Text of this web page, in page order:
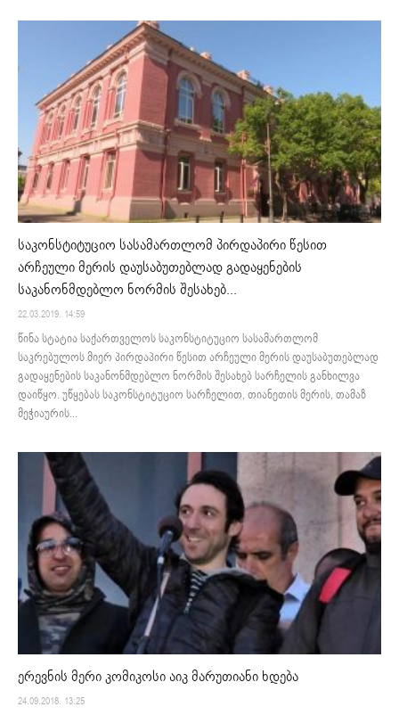
საკონსტიტუციო სასამართლომ პირდაპირი წესით
არჩეული მერის დაუსაბუთებლად გადაყენების
საკანონმდებლო ნორმის შესახებ...
22.03.2019. 14:59
წინა სტატია საქართველოს საკონსტიტუციო სასამართლომ
საკრებულოს მიერ პირდაპირი წესით არჩეული მერის დაუსაბუთებლად
გადაყენების საკანონმდებლო ნორმის შესახებ სარჩელის განხილვა
დაიწყო. უწყებას საკონსტიტუციო სარჩელით, თიანეთის მერის, თამაზ
მეჭიაურის...
ერევნის მერი კომიკოსი აიკ მარუთიანი ხდება
24.09.2018. 13:25